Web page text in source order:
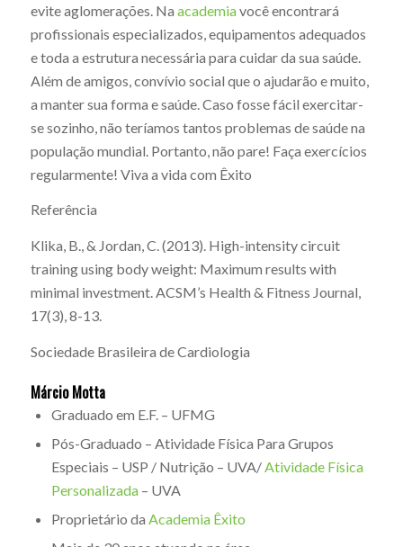
evite aglomerações. Na academiavocê encontrará
profissionais especializados, equipamentos adequados
e toda a estrutura necessária para cuidar da sua saúde.
Além de amigos, convívio social que o ajudarão e muito,
a manter sua forma e saúde. Caso fosse fácil exercitar-
se sozinho, não teríamos tantos problemas de saúde na
população mundial. Portanto, não pare! Faça exercícios
regularmente! Viva a vida com Êxito
Referência
Klika, B., & Jordan, C. (2013). High-intensity circuit
training using body weight: Maximum results with
minimal investment. ACSM’s Health & Fitness Journal,
17(3), 8-13.
Sociedade Brasileira de Cardiologia
Márcio Motta
Graduado em E.F. – UFMG
Pós-Graduado – Atividade Física Para Grupos
Especiais – USP / Nutrição – UVA/ Atividade Física
Personalizada– UVA
Proprietário da Academia Êxito